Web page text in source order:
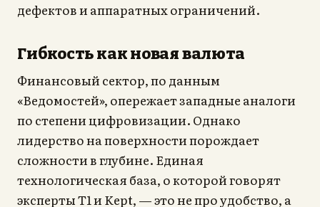
дефектов и аппаратных ограничений.
Гибкость как новая валюта
Финансовый сектор, по данным
«Ведомостей», опережает западные аналоги
по степени цифровизации. Однако
лидерство на поверхности порождает
сложности в глубине. Единая
технологическая база, о которой говорят
эксперты Т1 и Kept, — это не про удобство, а